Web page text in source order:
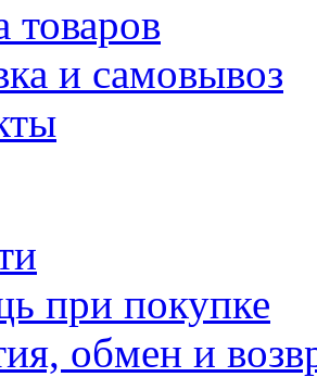
товаров
и самовывоз
при покупке
обмен и